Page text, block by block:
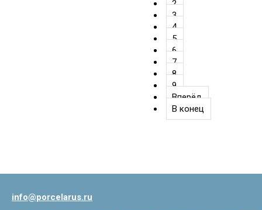
2
3
4
5
6
7
8
9
Вперёд
В конец
info@porcelarus.ru